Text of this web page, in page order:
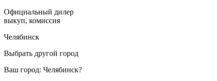
Официальный дилер
выкуп, комиссия
Челябинск
Выбрать другой город
Ваш город: Челябинск?